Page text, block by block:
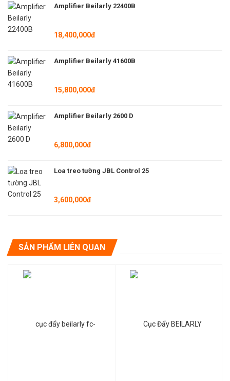
Amplifier Beilarly 22400B
18,400,000đ
Amplifier Beilarly 41600B
15,800,000đ
Amplifier Beilarly 2600 D
6,800,000đ
Loa treo tường JBL Control 25
3,600,000đ
SẢN PHẨM LIÊN QUAN